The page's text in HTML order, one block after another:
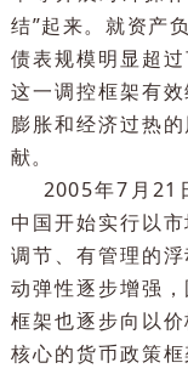
在此期间，人民
币兑换1美元的
框架。基础货币
因外汇占款而扩
率等开展对冲操
结”起来。就资
债表规模明显超
这一调控框架有
膨胀和经济过热
献。
2005年7月